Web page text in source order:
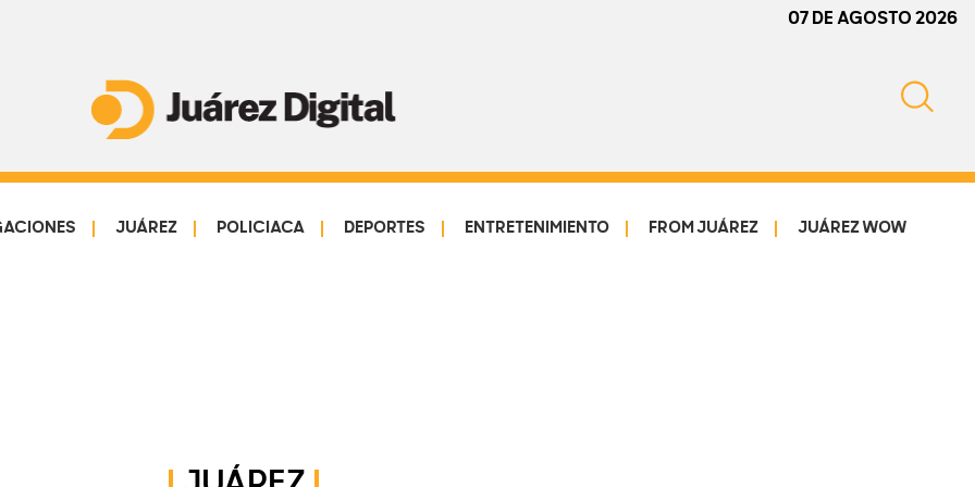
07 DE AGOSTO 2026
Digital
y
protegemos
JUÁREZ POLICIACA DEPORTES ENTRETENIMIENTO FROM JUÁREZ JUÁREZ WOW